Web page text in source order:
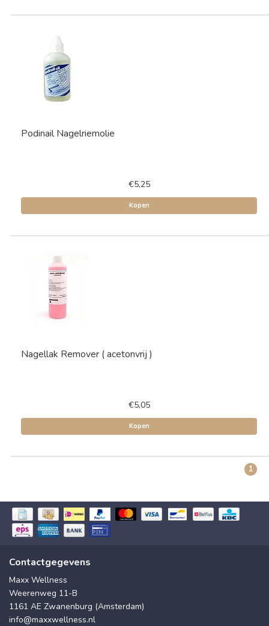
Podinail Nagelriemolie
€5,25
Kopen
Nagellak Remover ( acetonvrij )
€5,05
Kopen
1
Contactgegevens
Maxx Wellness
Weerenweg 11-B
1161 AE Zwanenburg (Amsterdam)
info@maxxwellness.nl